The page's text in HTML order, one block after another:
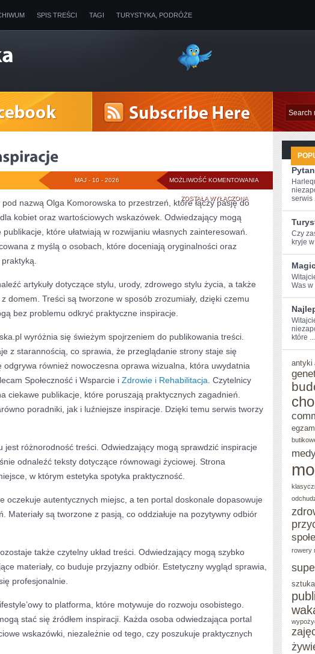
SPIS TREŚCI TAGI TURYSTYKA, PODRÓŻE
MOŻLIWOŚĆ KOMENTOWANIA HISTORIE
INSPIRACJE
ZOSTAŁA WYŁĄCZONA
MAJ - 10 - 2026
nazwą Olga Komorowska to przestrzeń, które łączy pasję do
kobiet oraz wartościowych wskazówek. Odwiedzający mogą
które ułatwiają w rozwijaniu własnych zainteresowań.
z myślą o osobach, które doceniają oryginalności oraz
artykuły dotyczące stylu, urody, zdrowego stylu życia, a także
domem. Treści są tworzone w sposób zrozumiały, dzięki czemu
bez problemu odkryć praktyczne inspiracje.
wyróżnia się świeżym spojrzeniem do publikowania treści.
z starannością, co sprawia, że przeglądanie strony staje się
odgrywa również nowoczesna oprawa wizualna, która uwydatnia
Społeczność i Wsparcie i Zdrowie i Rehabilitacja . Czytelnicy
ciekawe publikacje, które poruszają praktycznych zagadnień.
poradniki, jak i luźniejsze inspiracje. Dzięki temu serwis tworzy
jest różnorodność treści. Odwiedzający mogą sprawdzić inspiracje
odnaleźć teksty dotyczące równowagi życiowej. Strona
w którym estetyka spotyka praktyczność.
oczekuje autentycznych miejsc, a ten portal doskonale dopasowuje
Materiały są tworzone z pasją, co oddziałuje na pozytywny odbiór
także czytelny układ treści. Odwiedzający mogą szybko
materiały, co buduje przyjazny odbiór. Estetyczny wygląd sprawia,
profesjonalnie.
to platforma, które motywuje do rozwoju osobistego.
stać się źródłem inspiracji. Każda osoba odwiedzająca portal
wskazówki, niezależnie od tego, czy poszukuje praktycznych
serwis
Czy
⁤kryje
Was w
które ...
antyki
rowery